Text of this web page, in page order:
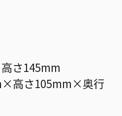
さ145mm
高さ105mm×奥行